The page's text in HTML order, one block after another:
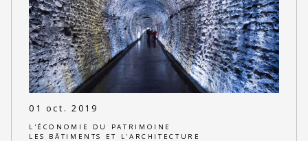
01 oct. 2019
L'ÉCONOMIE DU PATRIMOINE
LES BÂTIMENTS ET L'ARCHITECTURE